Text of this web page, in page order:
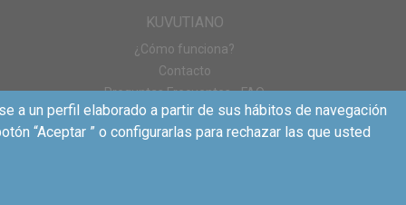
KUVUTIANO
¿Cómo funciona?
Contacto
Preguntas Frecuentes - FAQ
a un perfil elaborado a partir de sus hábitos de navegación
“Aceptar ” o configurarlas para rechazar las que usted